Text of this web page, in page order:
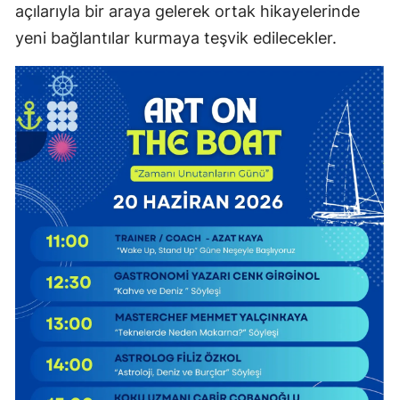
açılarıyla bir araya gelerek ortak hikayelerinde
yeni bağlantılar kurmaya teşvik edilecekler.